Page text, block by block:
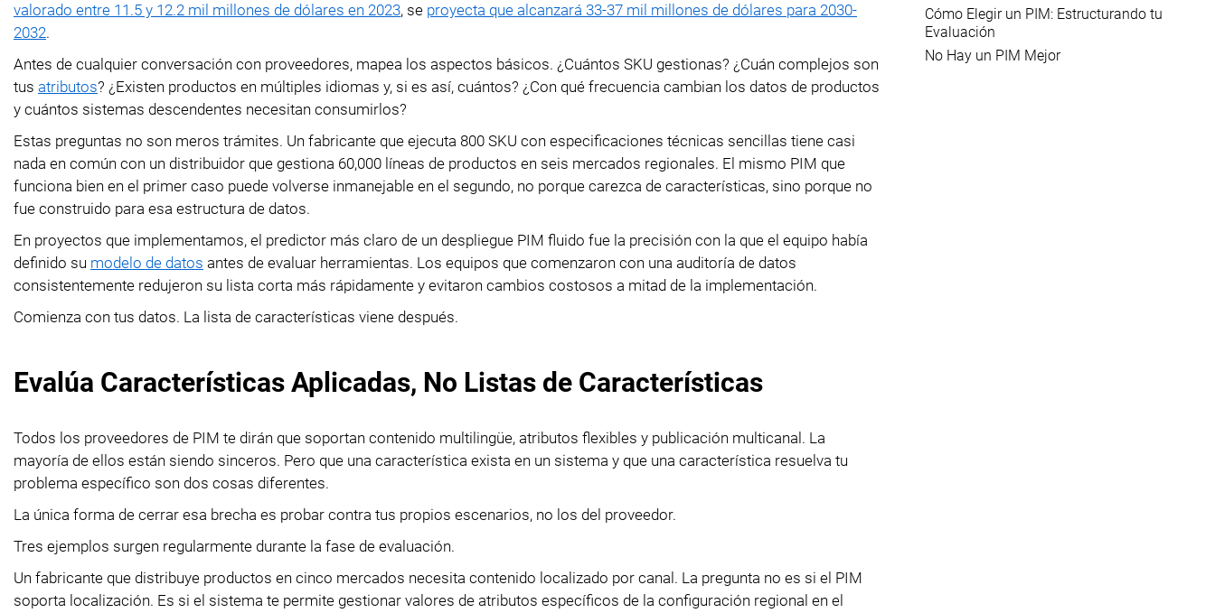
valorado entre 11.5 y 12.2 mil millones de dólares en 2023, se proyecta que alcanzará 33-37 mil millones de dólares para 2030-
2032.
Antes de cualquier conversación con proveedores, mapea los aspectos básicos. ¿Cuántos SKU gestionas? ¿Cuán complejos son
tus atributos? ¿Existen productos en múltiples idiomas y, si es así, cuántos? ¿Con qué frecuencia cambian los datos de productos
y cuántos sistemas descendentes necesitan consumirlos?
Estas preguntas no son meros trámites. Un fabricante que ejecuta 800 SKU con especificaciones técnicas sencillas tiene casi
nada en común con un distribuidor que gestiona 60,000 líneas de productos en seis mercados regionales. El mismo PIM que
funciona bien en el primer caso puede volverse inmanejable en el segundo, no porque carezca de características, sino porque no
fue construido para esa estructura de datos.
En proyectos que implementamos, el predictor más claro de un despliegue PIM fluido fue la precisión con la que el equipo había
definido su modelo de datos antes de evaluar herramientas. Los equipos que comenzaron con una auditoría de datos
consistentemente redujeron su lista corta más rápidamente y evitaron cambios costosos a mitad de la implementación.
Comienza con tus datos. La lista de características viene después.
Evalúa Características Aplicadas, No Listas de Características
Todos los proveedores de PIM te dirán que soportan contenido multilingüe, atributos flexibles y publicación multicanal. La
mayoría de ellos están siendo sinceros. Pero que una característica exista en un sistema y que una característica resuelva tu
problema específico son dos cosas diferentes.
La única forma de cerrar esa brecha es probar contra tus propios escenarios, no los del proveedor.
Tres ejemplos surgen regularmente durante la fase de evaluación.
Un fabricante que distribuye productos en cinco mercados necesita contenido localizado por canal. La pregunta no es si el PIM
soporta localización. Es si el sistema te permite gestionar valores de atributos específicos de la configuración regional en el
Cómo Elegir un PIM: Estructurando tu
Evaluación
No Hay un PIM Mejor